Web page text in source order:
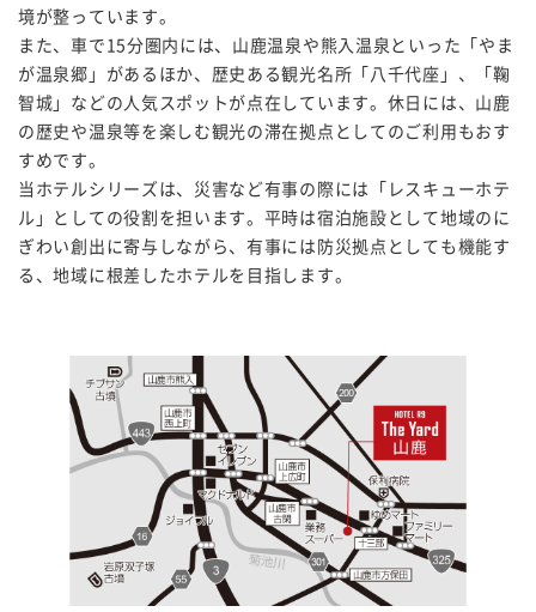
境が整っています。
また、車で15分圏内には、山鹿温泉や熊入温泉といった「やま
が温泉郷」があるほか、歴史ある観光名所「八千代座」、「鞠
智城」などの人気スポットが点在しています。休日には、山鹿
の歴史や温泉等を楽しむ観光の滞在拠点としてのご利用もおす
すめです。
当ホテルシリーズは、災害など有事の際には「レスキューホテ
ル」としての役割を担います。平時は宿泊施設として地域のに
ぎわい創出に寄与しながら、有事には防災拠点としても機能す
る、地域に根差したホテルを目指します。